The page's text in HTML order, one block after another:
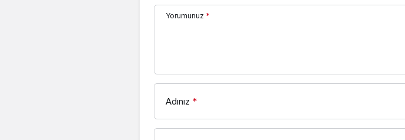
Yorumunuz *
Adınız *